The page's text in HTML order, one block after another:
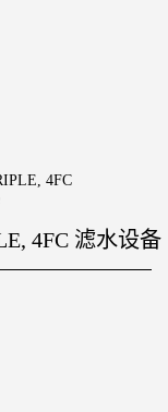
4FC 滤水设备